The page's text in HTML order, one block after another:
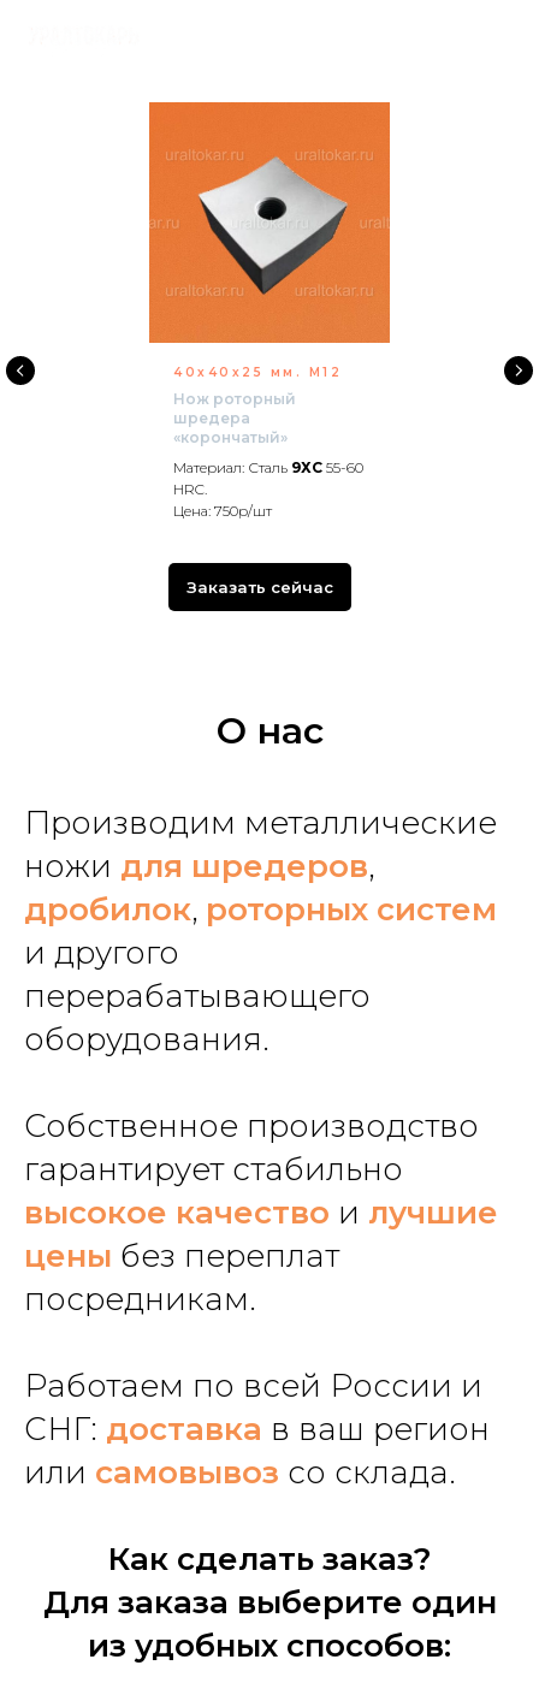
40х40х25 мм. М12
Нож роторный
шредера
«корончатый»
Материал: Сталь 9ХС 55-60
HRC.
Цена: 750р/шт
Заказать сейчас
О нас
Производим металлические
ножи для шредеров,
дробилок, роторных систем
и другого
перерабатывающего
оборудования.
Собственное производство
гарантирует стабильно
высокое качество и лучшие
цены без переплат
посредникам.
Работаем по всей России и
СНГ: доставка в ваш регион
или самовывоз со склада.
Как сделать заказ?
Для заказа выберите один
из удобных способов: